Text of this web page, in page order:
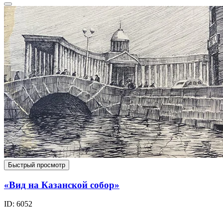
Быстрый просмотр
«Вид на Казанской собор»
ID: 6052